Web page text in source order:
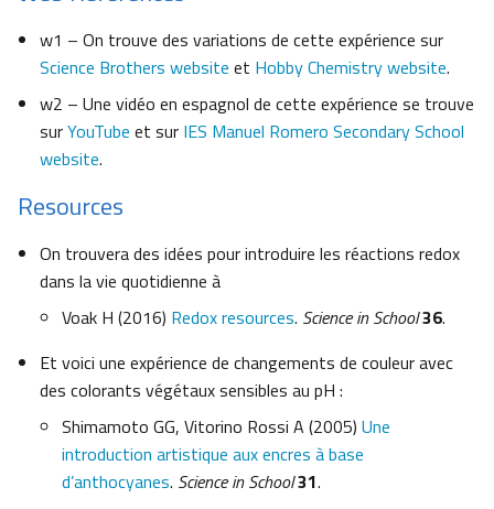
w1 – On trouve des variations de cette expérience sur
Science Brothers website et Hobby Chemistry website.
w2 – Une vidéo en espagnol de cette expérience se trouve
surYouTube et sur IES Manuel Romero Secondary School
website.
Resources
On trouvera des idées pour introduire les réactions redox
dans la vie quotidienne à
Voak H (2016) Redox resources. Science in School36.
Et voici une expérience de changements de couleur avec
des colorants végétaux sensibles au pH :
Shimamoto GG, Vitorino Rossi A (2005) Une
introduction artistique aux encres à base
d’anthocyanes. Science in School31.